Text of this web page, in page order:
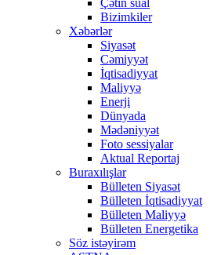
Çətin sual
Bizimkiler
Xəbərlər
Siyasət
Cəmiyyət
İqtisadiyyat
Maliyyə
Enerji
Dünyada
Mədəniyyət
Foto sessiyalar
Aktual Reportaj
Buraxılışlar
Bülleten Siyasət
Bülleten İqtisadiyyat
Bülleten Maliyyə
Bülleten Energetika
Söz istəyirəm